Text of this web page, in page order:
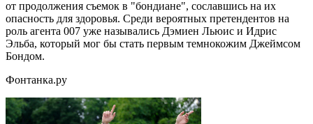
от продолжения съемок в "бондиане", сославшись на их
опасность для здоровья. Среди вероятных претендентов на
роль агента 007 уже назывались Дэмиен Льюис и Идрис
Эльба, который мог бы стать первым темнокожим Джеймсом
Бондом.
Фонтанка.ру